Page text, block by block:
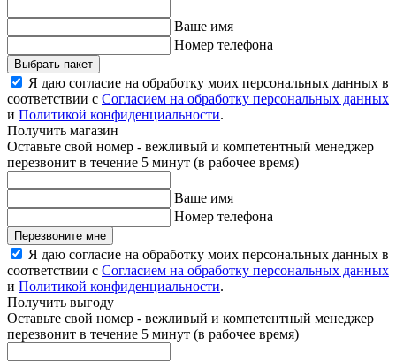
Ваше имя
Номер телефона
Выбрать пакет
Я даю согласие на обработку моих персональных данных в
соответствии с Согласием на обработку персональных данных
и Политикой конфиденциальности.
Получить магазин
Оставьте свой номер - вежливый и компетентный менеджер
перезвонит в течение 5 минут (в рабочее время)
Ваше имя
Номер телефона
Перезвоните мне
Я даю согласие на обработку моих персональных данных в
соответствии с Согласием на обработку персональных данных
и Политикой конфиденциальности.
Получить выгоду
Оставьте свой номер - вежливый и компетентный менеджер
перезвонит в течение 5 минут (в рабочее время)